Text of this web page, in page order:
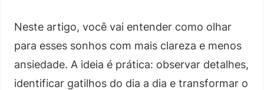
Neste artigo, você vai entender como olhar
para esses sonhos com mais clareza e menos
ansiedade. A ideia é prática: observar detalhes,
identificar gatilhos do dia a dia e transformar o